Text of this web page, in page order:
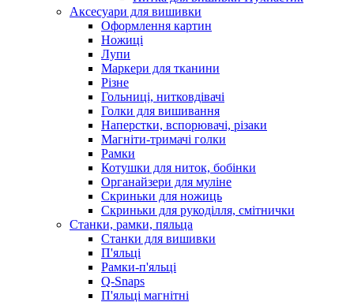
Аксесуари для вишивки
Оформлення картин
Ножиці
Лупи
Маркери для тканини
Різне
Гольниці, нитковдівачі
Голки для вишивання
Наперстки, вспорювачі, різаки
Магніти-тримачі голки
Рамки
Котушки для ниток, бобінки
Органайзери для муліне
Скриньки для ножиць
Скриньки для рукоділля, смітнички
Станки, рамки, пяльца
Станки для вишивки
П'яльці
Рамки-п'яльці
Q-Snaps
П'яльці магнітні